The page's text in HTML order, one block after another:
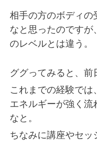
相手の方のボディの
なと思ったのですが
のレベルとは違う。
ググってみると、前
これまでの経験では
エネルギーが強く流
なと。
ちなみに講座やセッ